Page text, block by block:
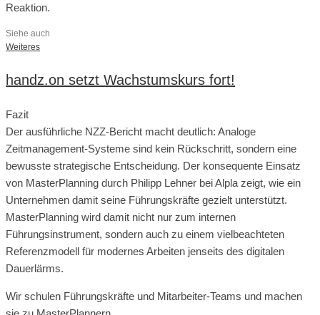
Reaktion.
Siehe auch
Weiteres
handz.on setzt Wachstumskurs fort!
Fazit
Der ausführliche NZZ-Bericht macht deutlich: Analoge
Zeitmanagement-Systeme sind kein Rückschritt, sondern eine
bewusste strategische Entscheidung. Der konsequente Einsatz
von MasterPlanning durch Philipp Lehner bei Alpla zeigt, wie ein
Unternehmen damit seine Führungskräfte gezielt unterstützt.
MasterPlanning wird damit nicht nur zum internen
Führungsinstrument, sondern auch zu einem vielbeachteten
Referenzmodell für modernes Arbeiten jenseits des digitalen
Dauerlärms.
Wir schulen Führungskräfte und Mitarbeiter-Teams und machen